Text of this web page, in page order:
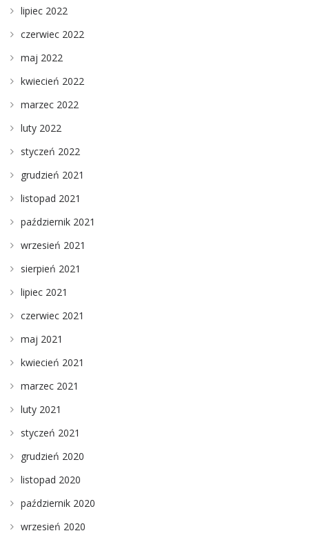
lipiec 2022
czerwiec 2022
maj 2022
kwiecień 2022
marzec 2022
luty 2022
styczeń 2022
grudzień 2021
listopad 2021
październik 2021
wrzesień 2021
sierpień 2021
lipiec 2021
czerwiec 2021
maj 2021
kwiecień 2021
marzec 2021
luty 2021
styczeń 2021
grudzień 2020
listopad 2020
październik 2020
wrzesień 2020